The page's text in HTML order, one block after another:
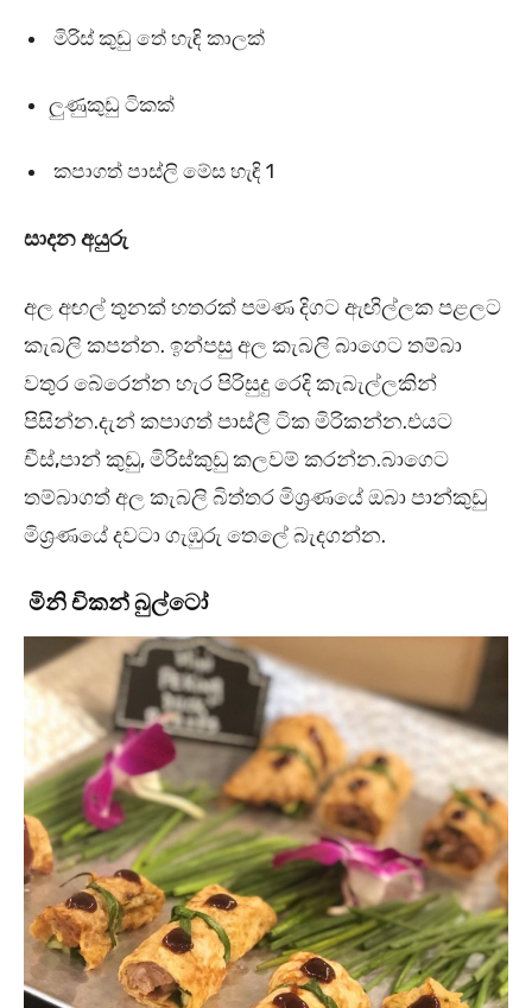
මිරිස් කුඩු තේ හැඳි කාලක්
ලුණුකුඩු ටිකක්
කපාගත් පාස්ලි මේස හැඳි 1
සාදන අයුරු
අල අඟල් තුනක් හතරක් පමණ දිගට ඇඟිල්ලක පළලට
කැබලි කපන්න. ඉන්පසු අල කැබලි බාගෙට තම්බා
වතුර බේරෙන්න හැර පිරිසුදු රෙදි කැබැල්ලකින්
පිසින්න.දැන් කපාගත් පාස්ලි ටික මිරිකන්න.එයට
චීස්,පාන් කුඩු, මිරිස්කුඩු කලවම් කරන්න.බාගෙට
තම්බාගත් අල කැබලි බිත්තර මිශ්‍රණයේ ඔබා පාන්කුඩු
මිශ්‍රණයේ දවටා ගැඹුරු තෙලේ බැදගන්න.
මිනි චිකන් බුල්ටෝ